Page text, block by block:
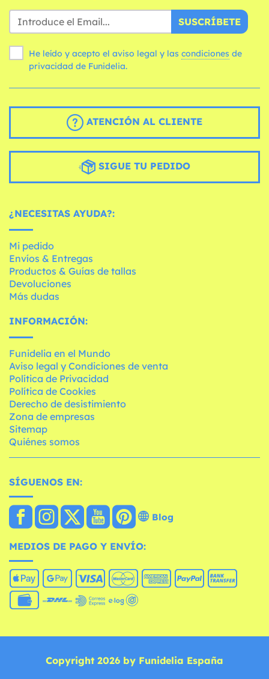
SUSCRÍBETE
He leído y acepto el aviso legal y las condiciones
privacidad de Funidelia.
ATENCIÓN AL CLIENTE
SIGUE TU PEDIDO
¿NECESITAS AYUDA?:
Mi pedido
Envíos & Entregas
Productos & Guías de tallas
Devoluciones
Más dudas
INFORMACIÓN:
Funidelia en el Mundo
Aviso legal y Condiciones de venta
Política de Privacidad
Política de Cookies
Derecho de desistimiento
Zona de empresas
Sitemap
Quiénes somos
SÍGUENOS EN:
Blog
MEDIOS DE PAGO Y ENVÍO:
Copyright 2026 by Funidelia España